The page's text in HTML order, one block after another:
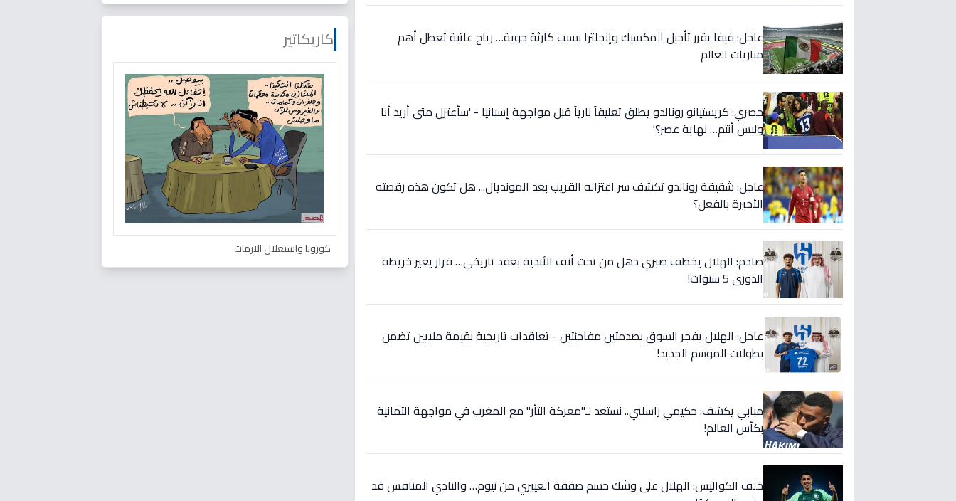
عاجل: فيفا يقرر تأجيل المكسيك وإنجلترا بسبب كارثة جوية… رياح عاتية تعطل أهم
مباريات العالم
حصري: كريستيانو رونالدو يطلق تعليقاً نارياً قبل مواجهة إسبانيا - 'سأعتزل متى أريد أنا
وليس أنتم… نهاية عصر؟'
عاجل: شقيقة رونالدو تكشف سر اعتزاله القريب بعد المونديال... هل تكون هذه رقصته
الأخيرة بالفعل؟
صادم: الهلال يخطف صبري دهل من تحت أنف الأندية بعقد تاريخي… قرار يغير خريطة
الدوري 5 سنوات!
عاجل: الهلال يفجر السوق بصدمتين مفاجئتين - تعاقدات تاريخية بقيمة ملايين تضمن
بطولات الموسم الجديد!
مبابي يكشف: حكيمي راسلني.. نستعد لـ"معركة الثأر" مع المغرب في مواجهة الثمانية
بكأس العالم!
خلف الكواليس: الهلال على وشك حسم صفقة العييري من نيوم… والنادي المنافس قد
كاريكاتير
كورونا واستغلال الازمات